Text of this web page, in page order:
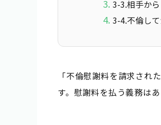
3-3.相手か
3-4.不倫し
「不倫慰謝料を請求され
す。慰謝料を払う義務はあ